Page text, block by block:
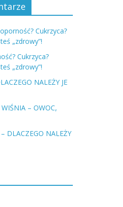
Cukrzyca?
„zdrowy”!
Cukrzyca?
„zdrowy”!
NALEŻY JE
WIŚNIA – OWOC,
DLACZEGO NALEŻY